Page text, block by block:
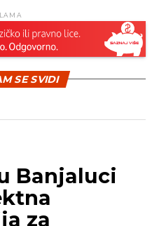
za igranje
SE SVIDI
Banjaluci
za